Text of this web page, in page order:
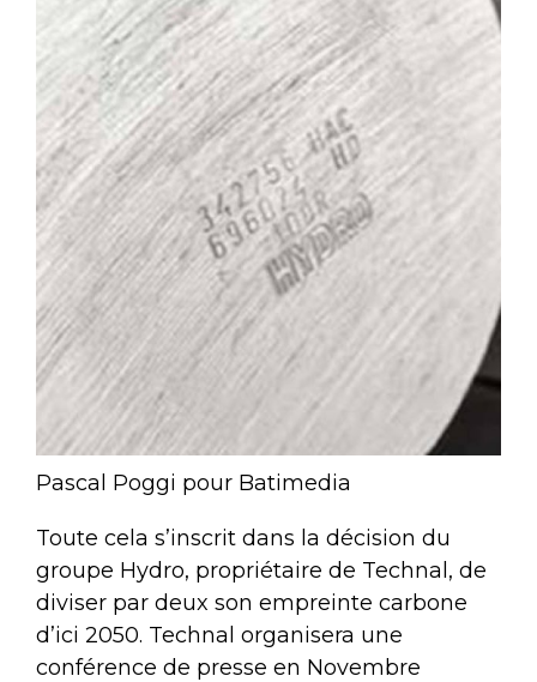
Pascal Poggi pour Batimedia
Toute cela s’inscrit dans la décision du
groupe Hydro, propriétaire de Technal, de
diviser par deux son empreinte carbone
d’ici 2050. Technal organisera une
conférence de presse en Novembre